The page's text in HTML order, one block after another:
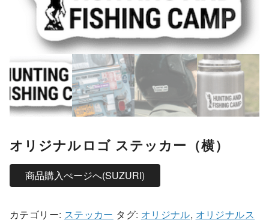
オリジナルロゴ ステッカー（横）
商品購入ぺージへ(SUZURI)
カテゴリー: ステッカー タグ: オリジナル, オリジナルス